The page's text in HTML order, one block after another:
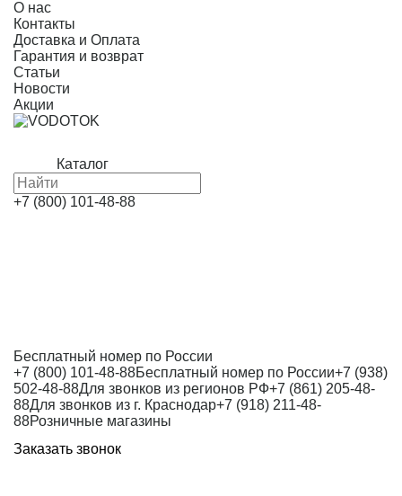
О нас
Контакты
Доставка и Оплата
Гарантия и возврат
Статьи
Новости
Акции
Каталог
+7 (800) 101-48-88
Бесплатный номер по России
+7 (800) 101-48-88Бесплатный номер по России+7 (938)
502-48-88Для звонков из регионов РФ+7 (861) 205-48-
88Для звонков из г. Краснодар+7 (918) 211-48-
88Розничные магазины
Заказать звонок